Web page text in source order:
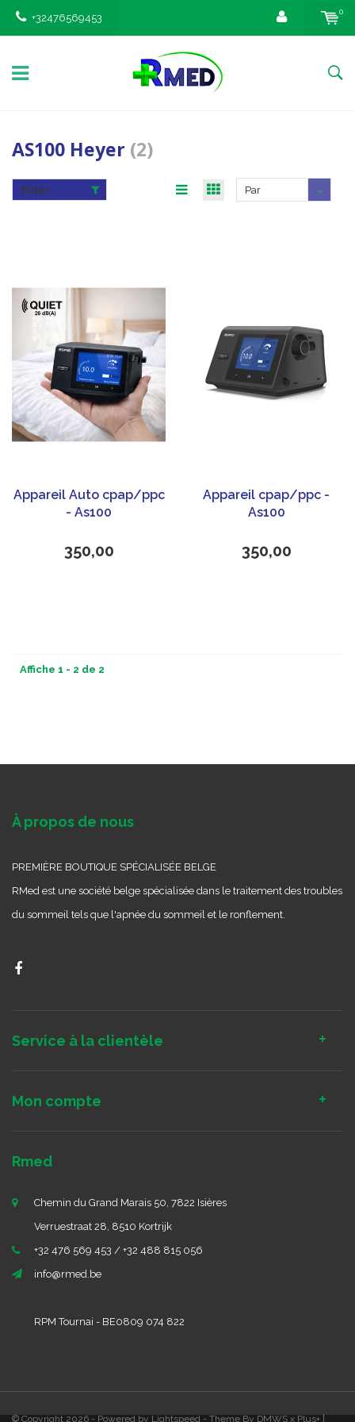
+32476569453
0
AS100 Heyer (2)
Filter
Par
Appareil Auto cpap/ppc
- As100
350,00
Appareil cpap/ppc -
As100
350,00
Affiche 1 - 2 de 2
À propos de nous
PREMIÈRE BOUTIQUE SPÉCIALISÉE BELGE
RMed est une société belge spécialisée dans le traitement des troubles
du sommeil tels que l'apnée du sommeil et le ronflement.
Service à la clientèle
Mon compte
Rmed
Chemin du Grand Marais 50, 7822 Isières
Verruestraat 28, 8510 Kortrijk
+32 476 569 453 / +32 488 815 056
info@rmed.be
RPM Tournai - BE0809 074 822
© Copyright 2026 - Powered by Lightspeed - Theme By DMWS x Plus+